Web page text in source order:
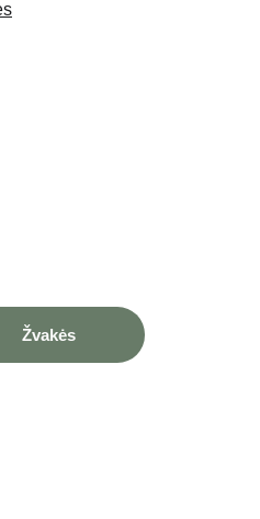
Žvakės